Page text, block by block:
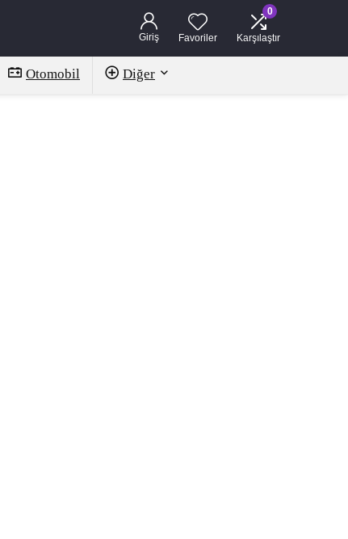
Giriş Favoriler
0
Karşılaştır
Otomobil Diğer